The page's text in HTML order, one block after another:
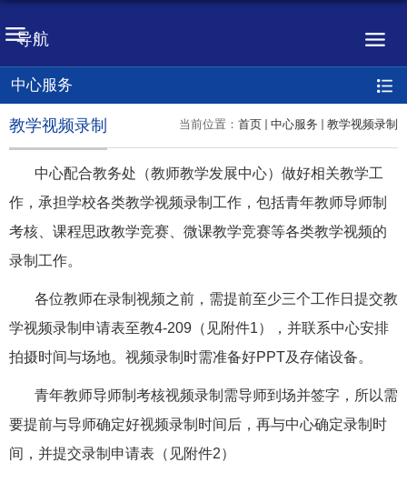
导航
中心服务
当前位置： 首页 中心服务 教学视频录制
教学视频录制
中心配合教务处（教师教学发展中心）做好相关教学工
作，承担学校各类教学视频录制工作，包括青年教师导师制
考核、课程思政教学竞赛、微课教学竞赛等各类教学视频的
录制工作。
各位教师在录制视频之前，需提前至少三个工作日提交教
学视频录制申请表至教4-209（见附件1），并联系中心安排
拍摄时间与场地。视频录制时需准备好PPT及存储设备。
青年教师导师制考核视频录制需导师到场并签字，所以需
要提前与导师确定好视频录制时间后，再与中心确定录制时
间，并提交录制申请表（ 见附件2）